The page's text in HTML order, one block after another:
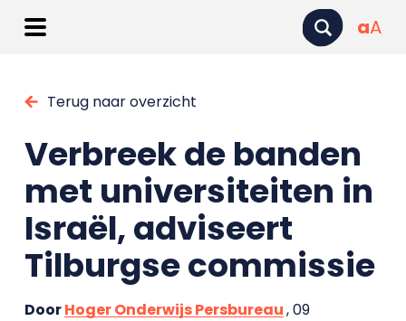
aA
Terug naar overzicht
Verbreek de banden
met universiteiten in
Israël, adviseert
Tilburgse commissie
DoorHoger Onderwijs Persbureau, 09